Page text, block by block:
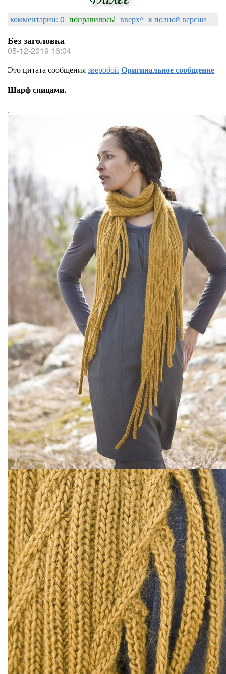
комментарии: 0 понравилось! вверх^ к полной версии
Без заголовка
05-12-2019 16:04
Это цитата сообщениязверобой Оригинальное сообщение
Шарф спицами.
.